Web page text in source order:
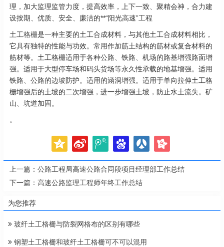
理，加大监理监管力度，提高效率，上下一致、聚精会神，合力建
设按期、优质、安全、廉洁的**“阳光高速”工程
土工格栅是一种主要的土工合成材料，与其他土工合成材料相比，
它具有独特的性能与功效。常用作加筋土结构的筋材或复合材料的
筋材等。土工格栅适用于各种公路、铁路、机场的路基增强路面增
强。适用于大型停车场和码头货场等永久性承载的地基增强。适用
铁路、公路的边坡防护。适用的涵洞增强。适用于单向拉伸土工格
栅增强后的土坡的二次增强，进一步增强土坡，防止水土流失。矿
山、坑道加固。
。
上一篇： 公路工程局高速公路合同段项目经理部工作总结
下一篇： 高速公路监理工程师年终工作总结
为您推荐
玻纤土工格栅与防裂网格布的区别有哪些
钢塑土工格栅和玻纤土工格栅可不可以混用